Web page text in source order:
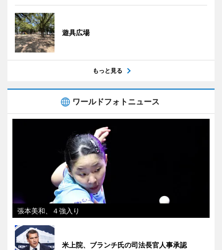
遊具広場
もっと見る
ワールドフォトニュース
張本美和、４強入り
米上院、ブランチ氏の司法長官人事承認